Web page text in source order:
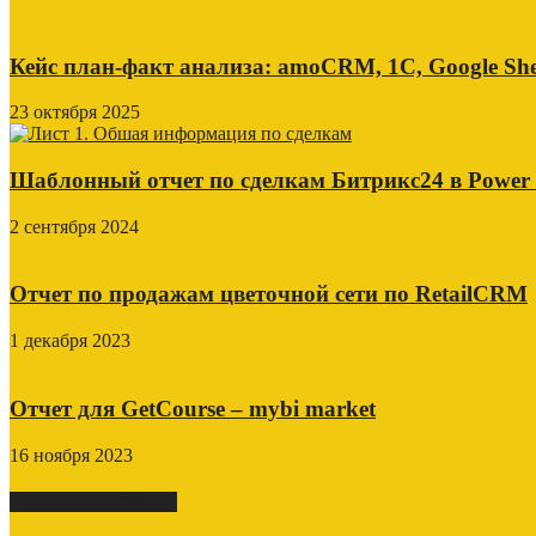
Кейс план-факт анализа: amoCRM, 1C, Google
23 октября 2025
Шаблонный отчет по сделкам Битрикс24 в
2 сентября 2024
Отчет по продажам цветочной сети по RetailCRM
1 декабря 2023
Отчет для GetCourse – mybi market
16 ноября 2023